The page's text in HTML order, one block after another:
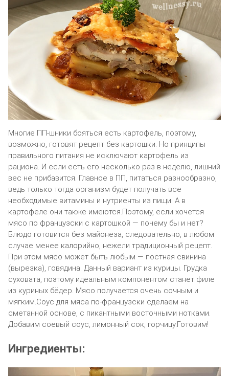
Многие ПП-шники бояться есть картофель, поэтому,
возможно, готовят рецепт без картошки. Но принципы
правильного питания не исключают картофель из
рациона. И если есть его несколько раз в неделю, лишний
вес не прибавится. Главное в ПП, питаться разнообразно,
ведь только тогда организм будет получать все
необходимые витамины и нутриенты из пищи. А в
картофеле они также имеются.Поэтому, если хочется
мясо по французски с картошкой — почему бы и нет?
Блюдо готовится без майонеза, следовательно, в любом
случае менее калорийно, нежели традиционный рецепт.
При этом мясо может быть любым — постная свинина
(вырезка), говядина. Данный вариант из курицы. Грудка
суховата, поэтому идеальным компонентом станет филе
из куриных бёдер. Мясо получается очень сочным и
мягким.Соус для мяса по-французски сделаем на
сметанной основе, с пикантными восточными нотками.
Добавим соевый соус, лимонный сок, горчицу.Готовим!
Ингредиенты: